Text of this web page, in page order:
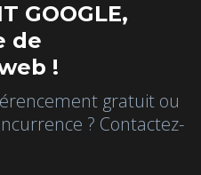
GOOGLE,
de
!
gratuit ou
? Contactez-